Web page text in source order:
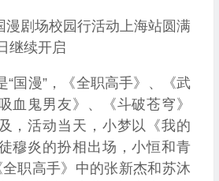
“国漫”，《全职高手》、《武
血鬼男友》、《斗破苍穹》
，活动当天，小梦以《我的
穆炎的扮相出场，小恒和青
职高手》中的张新杰和苏沐